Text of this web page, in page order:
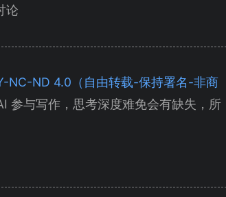
论
NC-ND 4.0（自由转载-保持署名-非商
参与写作，思考深度难免会有缺失，所